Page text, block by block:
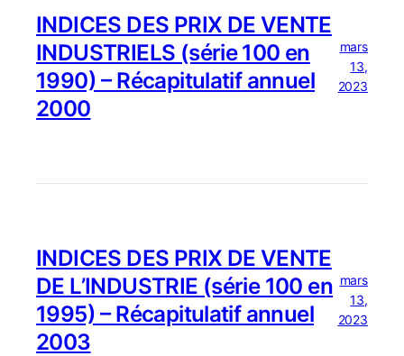
INDICES DES PRIX DE VENTE
INDUSTRIELS (série 100 en
1990) – Récapitulatif annuel
2000
mars
13,
2023
INDICES DES PRIX DE VENTE
DE L’INDUSTRIE (série 100 en
1995) – Récapitulatif annuel
2003
mars
13,
2023